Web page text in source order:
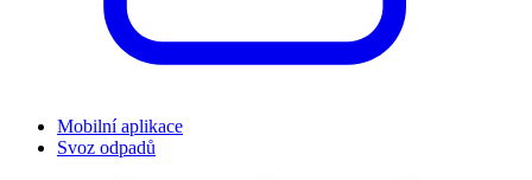
Mobilní aplikace
Svoz odpadů